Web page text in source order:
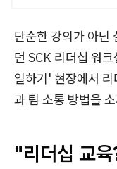
단순한 강의가 아닌
던 SCK 리더십 워
일하기' 현장에서
과 팀 소통 방법을
"리더십 교